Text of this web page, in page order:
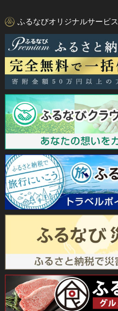
ふるなびオリジナルサービス